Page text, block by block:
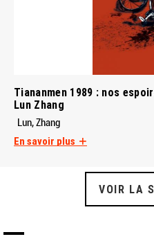
Tiananmen 1989 : nos
Lun Zhang
Lun, Zhang
En savoir plus
VOIR LA